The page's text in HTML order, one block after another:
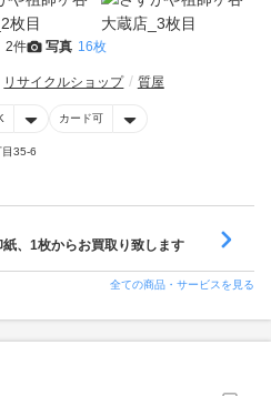
2件 写真 16枚
リサイクルショップ 質屋
カード可
35-6
、1枚からお買取り致します
全ての商品・サービスを見る